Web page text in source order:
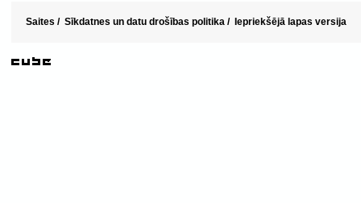
Saites / Sīkdatnes un datu drošības politika / Iepriekšējā lapas versija